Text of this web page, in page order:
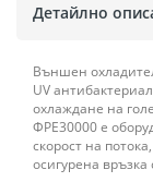
Детайлно
Външен
UV
охлаждане на
ФРЕ30000 е
скорост на
осигурена